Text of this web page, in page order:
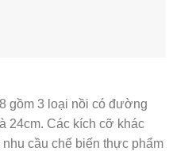
gồm 3 loại nồi có đường
24cm. Các kích cỡ khác
cầu chế biến thực phẩm